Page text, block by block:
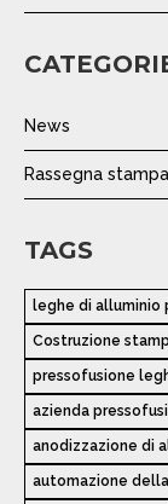
News
Rassegna stampa
TAGS
leghe di alluminio
Costruzione
pressofusione
azienda
anodizzazione di
automazione